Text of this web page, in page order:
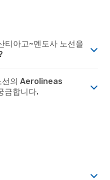
아고~멘도사 노선을
선의 Aerolineas
금합니다.